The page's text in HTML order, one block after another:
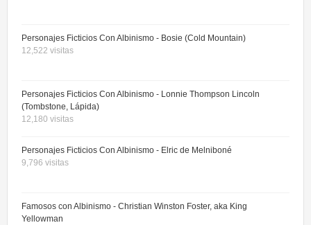
Personajes Ficticios Con Albinismo - Bosie (Cold Mountain)
12,522 visitas
Personajes Ficticios Con Albinismo - Lonnie Thompson Lincoln
(Tombstone, Lápida)
12,180 visitas
Personajes Ficticios Con Albinismo - Elric de Melniboné
9,796 visitas
Famosos con Albinismo - Christian Winston Foster, aka King
Yellowman